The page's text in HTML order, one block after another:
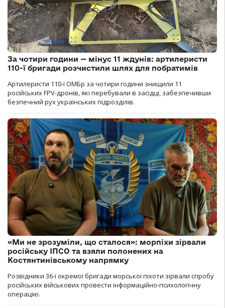
За чотири години — мінус 11 ждунів: артилеристи
110-ї бригади розчистили шлях для побратимів
Артилеристи 110-ї ОМБр за чотири години знищили 11
російських FPV-дронів, які перебували в засідці, забезпечивши
безпечний рух українських підрозділів.
«Ми не зрозуміли, що сталося»: морпіхи зірвали
російську ІПСО та взяли полонених на
Костянтинівському напрямку
Розвідники 36-ї окремої бригади морської піхоти зірвали спробу
російських військових провести інформаційно-психологічну
операцію.